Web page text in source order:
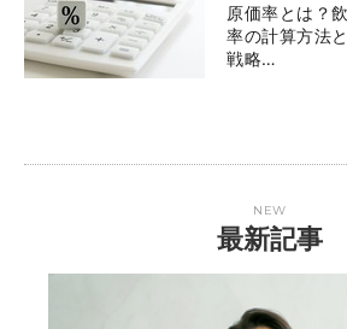
原価率とは？
率の計算方法
戦略…
NEW
最新記事